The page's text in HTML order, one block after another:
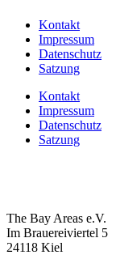
Kontakt
Impressum
Datenschutz
Satzung
Kontakt
Impressum
Datenschutz
Satzung
The Bay Areas e.V.
Im Brauereiviertel 5
24118 Kiel